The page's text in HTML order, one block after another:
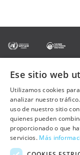
OTRAS PÁGINAS
Contacto
Preguntas frecuentes
Trabaja con nosotros
Ese sitio web
Utilizamos cookies
analizar nuestro
uso de nuestro sitio
quienes pueden
proporcionado o que
servicios. Más